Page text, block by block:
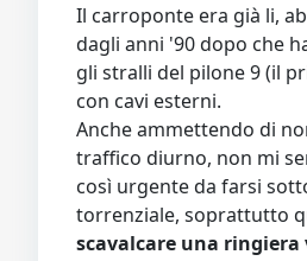
Il carroponte era già li,
dagli anni '90 dopo che
gli stralli del pilone 9 (il
con cavi esterni.
Anche ammettendo di
traffico diurno, non mi
così urgente da farsi
torrenziale, soprattutto
scavalcare una ringiera